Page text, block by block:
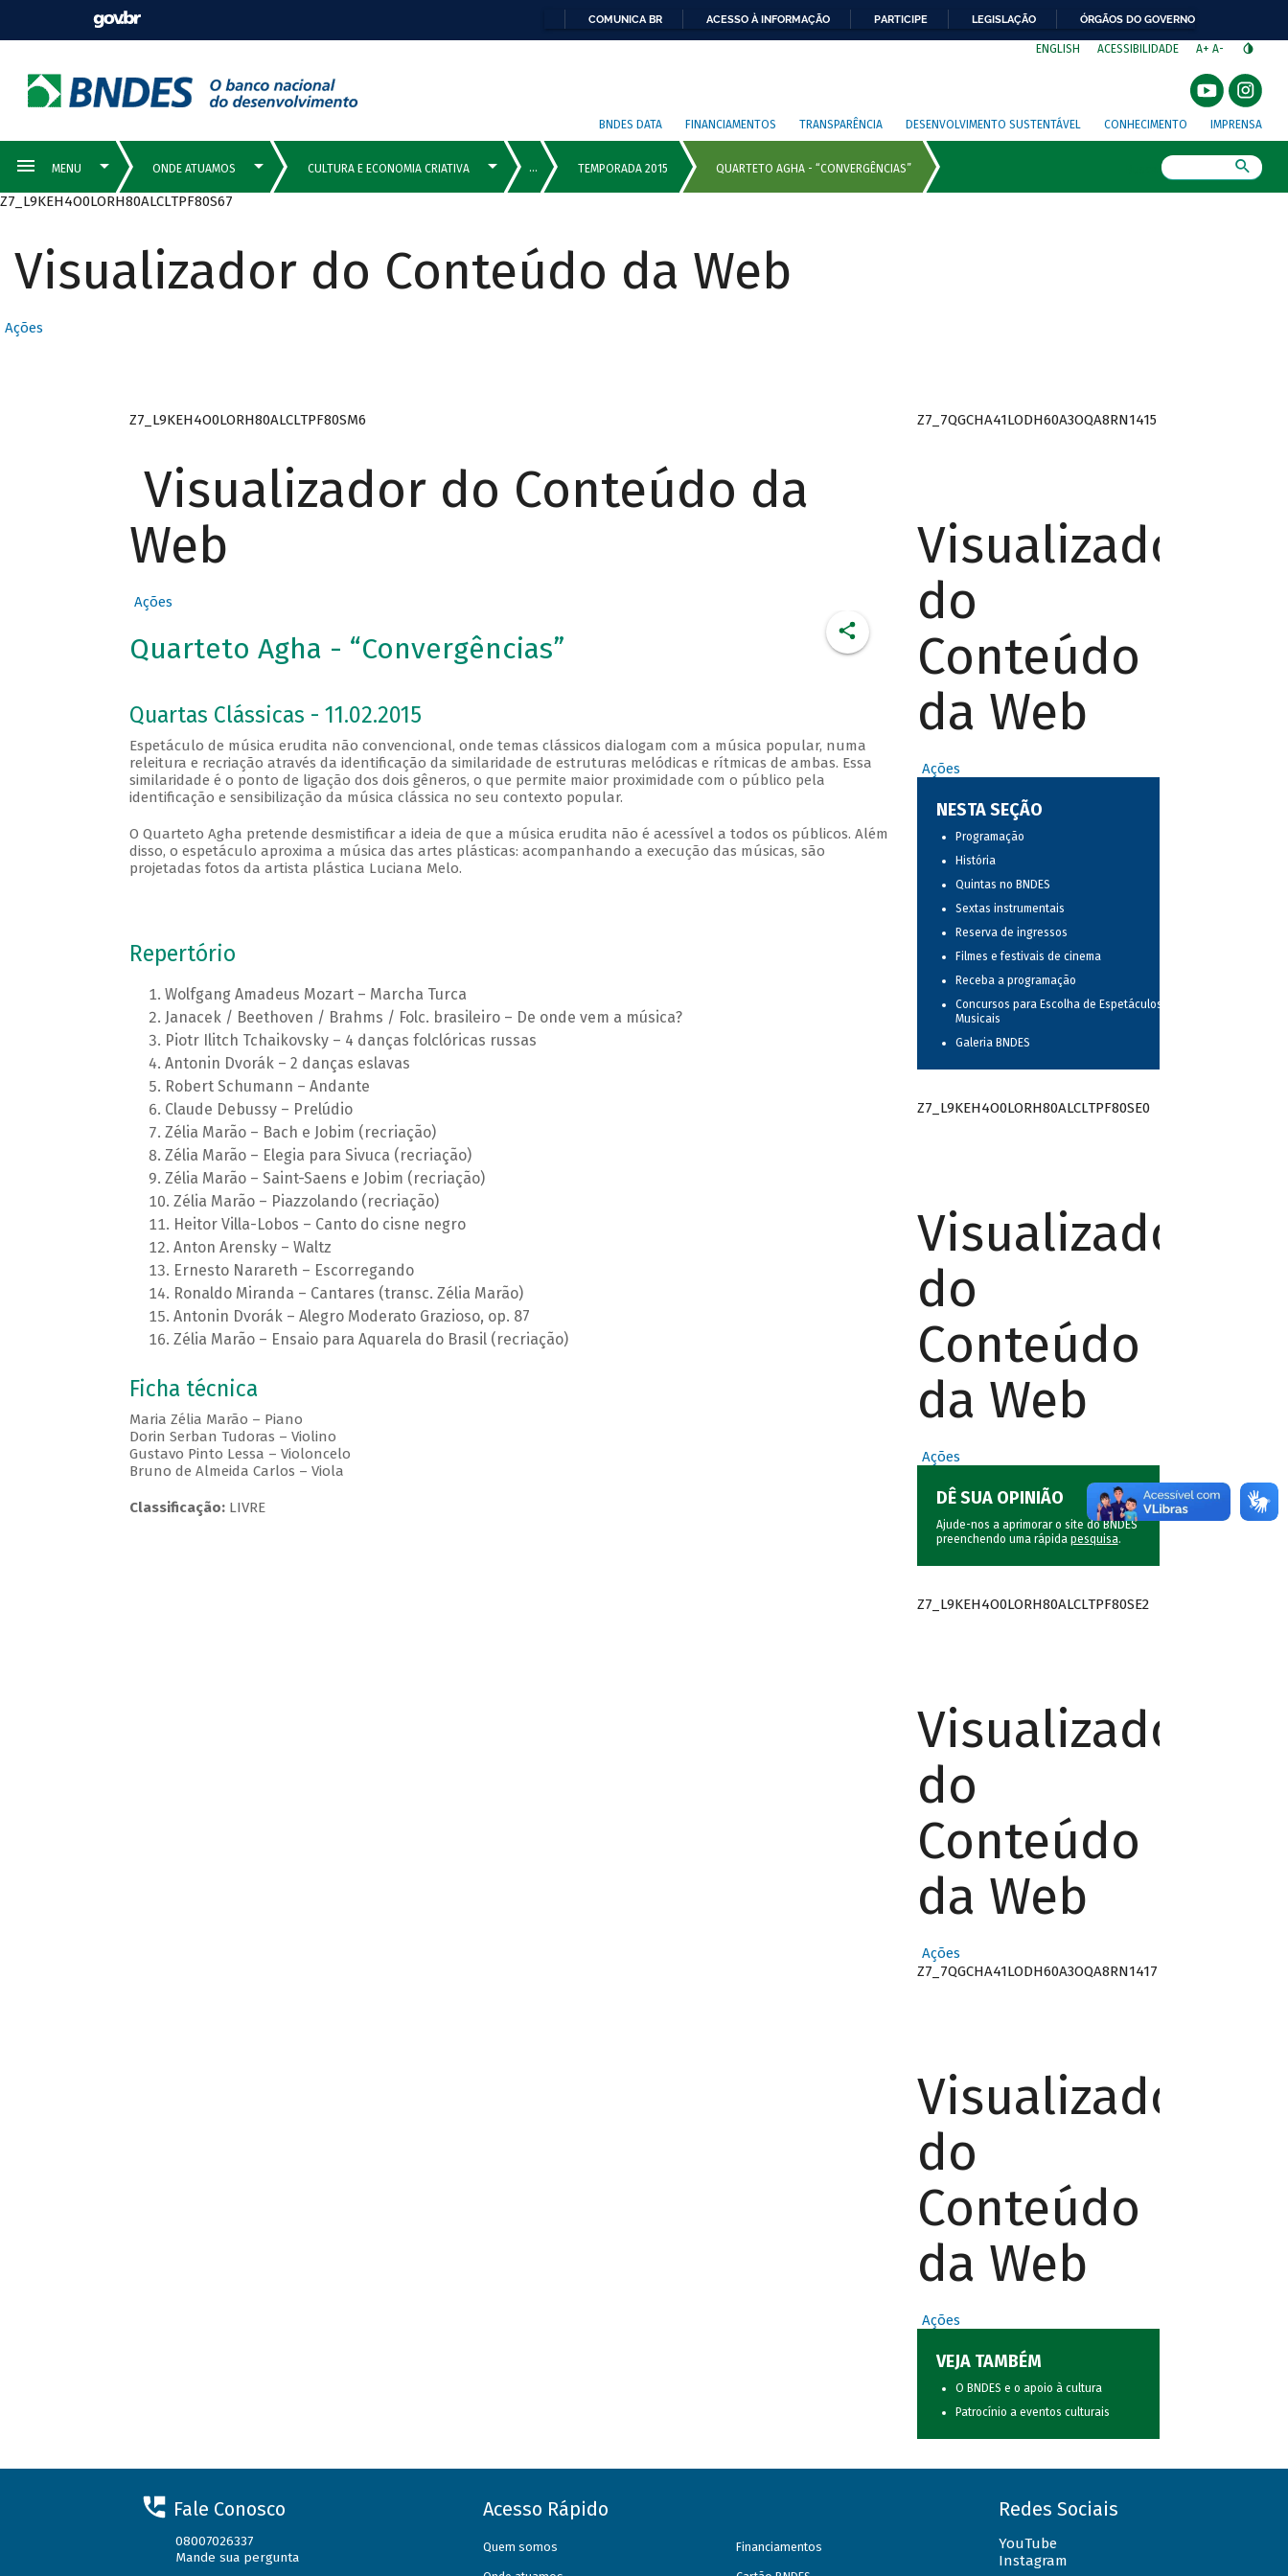
COMUNICA BR ACESSO À INFORMAÇÃO PARTICIPE LEGISLAÇÃO ÓRGÃOS DO GOVERNO
ENGLISH ACESSIBILIDADE A+ A-
BNDES DATA FINANCIAMENTOS TRANSPARÊNCIA DESENVOLVIMENTO SUSTENTÁVEL CONHECIMENTO IMPRENSA
Z7_L9KEH4O0LORH80ALCLTPF80S67
Visualizador do Conteúdo da Web
Ações
Z7_L9KEH4O0LORH80ALCLTPF80SM6
Visualizador do Conteúdo da
Web
Ações
Quarteto Agha - “Convergências”
Quartas Clássicas - 11.02.2015
Espetáculo de música erudita não convencional, onde temas clássicos dialogam com a música popular, numa
releitura e recriação através da identificação da similaridade de estruturas melódicas e rítmicas de ambas. Essa
similaridade é o ponto de ligação dos dois gêneros, o que permite maior proximidade com o público pela
identificação e sensibilização da música clássica no seu contexto popular.
O Quarteto Agha pretende desmistificar a ideia de que a música erudita não é acessível a todos os públicos. Além
disso, o espetáculo aproxima a música das artes plásticas: acompanhando a execução das músicas, são
projetadas fotos da artista plástica Luciana Melo.
Repertório
Wolfgang Amadeus Mozart – Marcha Turca
Janacek / Beethoven / Brahms / Folc. brasileiro – De onde vem a música?
Piotr Ilitch Tchaikovsky – 4 danças folclóricas russas
Antonin Dvorák – 2 danças eslavas
Robert Schumann – Andante
Claude Debussy – Prelúdio
Zélia Marão – Bach e Jobim (recriação)
Zélia Marão – Elegia para Sivuca (recriação)
Zélia Marão – Saint-Saens e Jobim (recriação)
Zélia Marão – Piazzolando (recriação)
Heitor Villa-Lobos – Canto do cisne negro
Anton Arensky – Waltz
Ernesto Narareth – Escorregando
Ronaldo Miranda – Cantares (transc. Zélia Marão)
Antonin Dvorák – Alegro Moderato Grazioso, op. 87
Zélia Marão – Ensaio para Aquarela do Brasil (recriação)
Ficha técnica
Maria Zélia Marão – Piano
Dorin Serban Tudoras – Violino
Gustavo Pinto Lessa – Violoncelo
Bruno de Almeida Carlos – Viola
Classificação:LIVRE
Z7_7QGCHA41LODH60A3OQA8RN1415
Visualizador
do
Conteúdo
da Web
Ações
NESTA SEÇÃO
Programação
História
Quintas no BNDES
Sextas instrumentais
Reserva de ingressos
Filmes e festivais de cinema
Receba a programação
Concursos para Escolha de Espetáculos
Musicais
Galeria BNDES
Z7_L9KEH4O0LORH80ALCLTPF80SE0
Visualizador
do
Conteúdo
da Web
Ações
DÊ SUA OPINIÃO
Ajude-nos a aprimorar o site do BNDES
preenchendo uma rápida pesquisa.
Z7_L9KEH4O0LORH80ALCLTPF80SE2
Visualizador
do
Conteúdo
da Web
Ações
Z7_7QGCHA41LODH60A3OQA8RN1417
Visualizador
do
Conteúdo
da Web
Ações
VEJA TAMBÉM
O BNDES e o apoio à cultura
Patrocínio a eventos culturais
Fale Conosco
08007026337
Mande sua pergunta
Acesso Rápido
Quem somos Financiamentos
Redes Sociais
YouTube
Instagram